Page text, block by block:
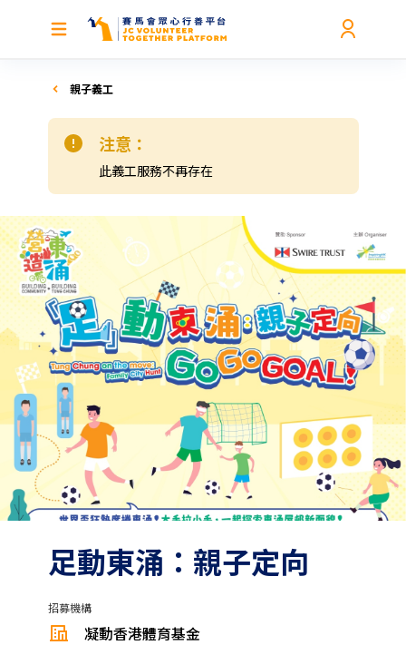
親子義工
注意：
此義工服務不再存在
足動東涌：親子定向
招募機構
凝動香港體育基金